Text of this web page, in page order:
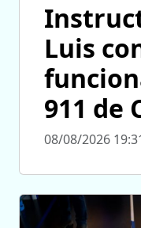
Luis
911 de
08/08/2026